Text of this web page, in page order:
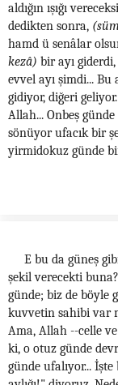
aldığın ışığı
dedikten sonra,
hamd ü senâlar
kezâ) bir ayı
evvel ayı şimdi...
gidiyor, diğeri
Allah... Onbeş
sönüyor ufacık bir
yirmidokuz günde
E bu da güneş
şekil verecekti
günde; biz de böyle
kuvvetin sahibi var
Ama, Allah --celle
ki, o otuz günde
günde ufalıyor...